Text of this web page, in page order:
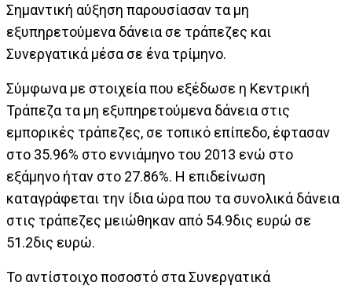
Σημαντική αύξηση παρουσίασαν τα μη
εξυπηρετούμενα δάνεια σε τράπεζες και
Συνεργατικά μέσα σε ένα τρίμηνο.
Σύμφωνα με στοιχεία που εξέδωσε η Κεντρική
Τράπεζα τα μη εξυπηρετούμενα δάνεια στις
εμπορικές τράπεζες, σε τοπικό επίπεδο, έφτασαν
στο 35.96% στο εννιάμηνο του 2013 ενώ στο
εξάμηνο ήταν στο 27.86%. Η επιδείνωση
καταγράφεται την ίδια ώρα που τα συνολικά δάνεια
στις τράπεζες μειώθηκαν από 54.9δις ευρώ σε
51.2δις ευρώ.
Το αντίστοιχο ποσοστό στα Συνεργατικά